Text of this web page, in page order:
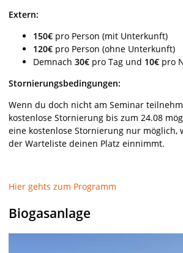
Extern:
150€ pro Person (mit Unterkunft)
120€ pro Person (ohne Unterkunft)
Demnach 30€ pro Tag und 10€ pro
Stornierungsbedingungen:
Wenn du doch nicht am Seminar
kostenlose Stornierung bis zum 24.08
eine kostenlose Stornierung nur möglich,
der Warteliste deinen Platz einnimmt.
Hier gehts zum Programm
Biogasanlage